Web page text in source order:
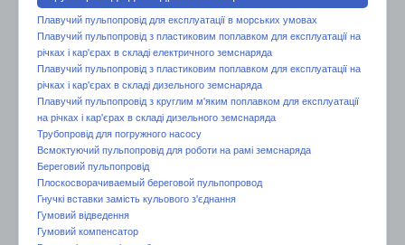
Плавучий пульпопровід для експлуатації в морських умовах
Плавучий пульпопровід з пластиковим поплавком для експлуатації на
річках і кар'єрах в складі електричного земснаряда
Плавучий пульпопровід з пластиковим поплавком для експлуатації на
річках і кар'єрах в складі дизельного земснаряда
Плавучий пульпопровід з круглим м'яким поплавком для експлуатації
на річках і кар'єрах в складі дизельного земснаряда
Трубопровід для погружного насосу
Всмоктуючий пульпопровід для роботи на рамі земснаряда
Береговий пульпопровід
Плоскосворачиваемый береговой пульпопровод
Гнучкі вставки замість кульового з'єднання
Гумовий відведення
Гумовий компенсатор